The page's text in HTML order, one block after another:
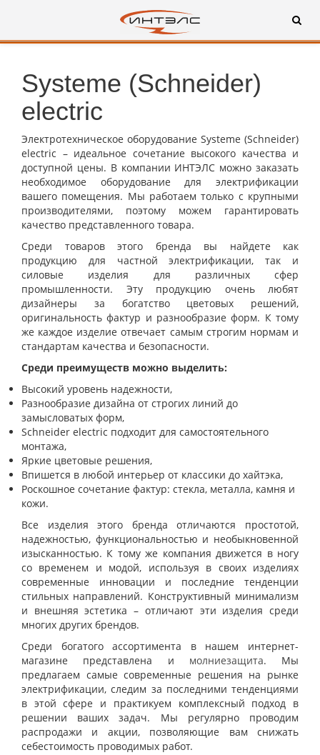
Systeme (Schneider)
electric
Электротехническое оборудование Systeme (Schneider)
electric – идеальное сочетание высокого качества и
доступной цены. В компании ИНТЭЛС можно заказать
необходимое оборудование для электрификации
вашего помещения. Мы работаем только с крупными
производителями, поэтому можем гарантировать
качество представленного товара.
Среди товаров этого бренда вы найдете как
продукцию для частной электрификации, так и
силовые изделия для различных сфер
промышленности. Эту продукцию очень любят
дизайнеры за богатство цветовых решений,
оригинальность фактур и разнообразие форм. К тому
же каждое изделие отвечает самым строгим нормам и
стандартам качества и безопасности.
Среди преимуществ можно выделить:
Высокий уровень надежности,
Разнообразие дизайна от строгих линий до
замысловатых форм,
Schneider electric подходит для самостоятельного
монтажа,
Яркие цветовые решения,
Впишется в любой интерьер от классики до хайтэка,
Роскошное сочетание фактур: стекла, металла, камня и
кожи.
Все изделия этого бренда отличаются простотой,
надежностью, функциональностью и необыкновенной
изысканностью. К тому же компания движется в ногу
со временем и модой, используя в своих изделиях
современные инновации и последние тенденции
стильных направлений. Конструктивный минимализм
и внешняя эстетика – отличают эти изделия среди
многих других брендов.
Среди богатого ассортимента в нашем интернет-
магазине представлена и молниезащита. Мы
предлагаем самые современные решения на рынке
электрификации, следим за последними тенденциями
в этой сфере и практикуем комплексный подход в
решении ваших задач. Мы регулярно проводим
распродажи и акции, позволяющие вам снижать
себестоимость проводимых работ.